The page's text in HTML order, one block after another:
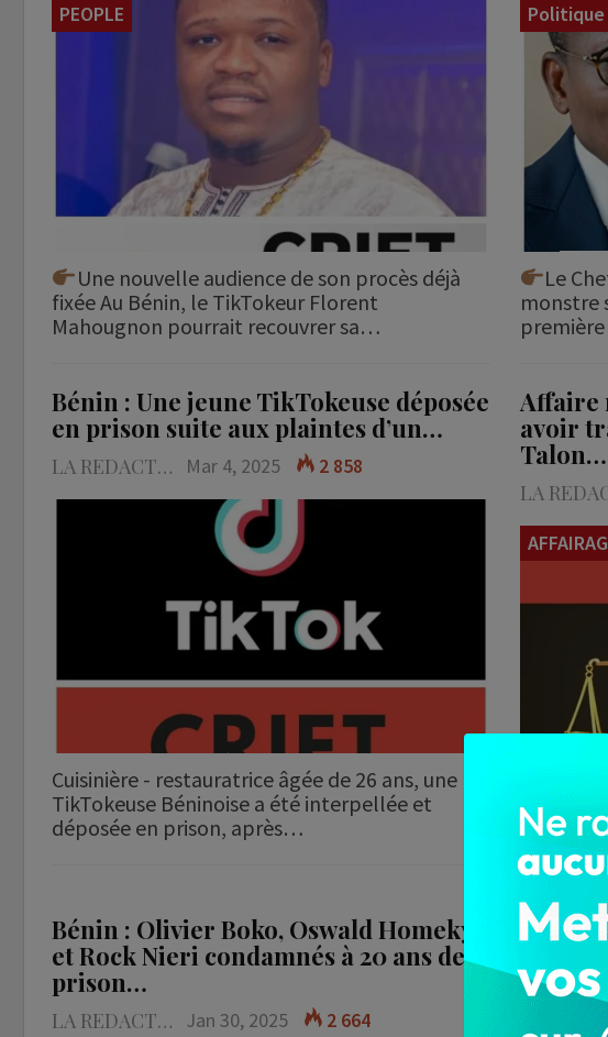
PEOPLE
Une nouvelle audience de son procès déjà
fixée Au Bénin, le TikTokeur Florent
Mahougnon pourrait recouvrer sa…
Politique
Le
monstre
Bénin : Une jeune TikTokeuse déposée
en prison suite aux plaintes d’un…
LA REDACTION Mar 4, 2025 2 858
Cuisinière - restauratrice âgée de 26 ans, une
TikTokeuse Béninoise a été interpellée et
déposée en prison, après…
Affaire
avoir
Talon…
Âgé
un élève
au
Bénin : Olivier Boko, Oswald Homeky
et Rock Nieri condamnés à 20 ans de
prison…
LA REDACTION Jan 30, 2025
2 664
CRIET
faire